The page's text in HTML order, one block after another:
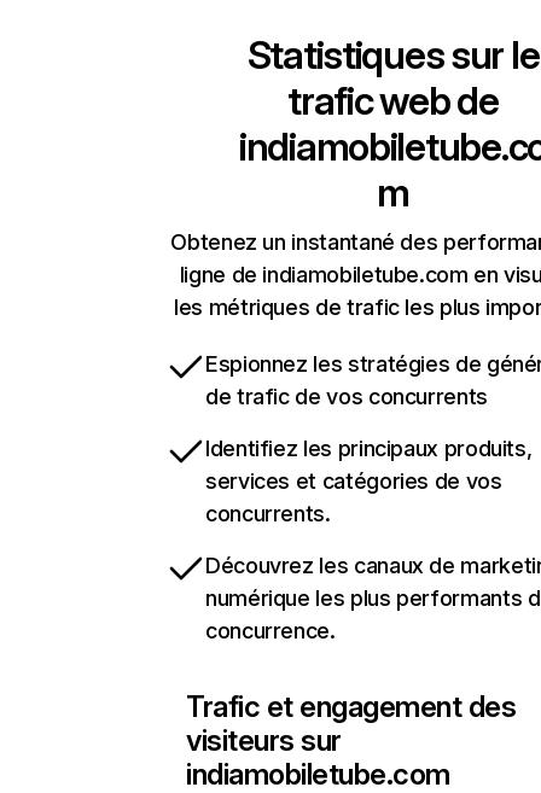
Statistiques sur le
trafic web de
m
Obtenez un instantané des
ligne de indiamobiletube.com en
les métriques de trafic les plus
Espionnez les stratégies de
de trafic de vos concurrents
Identifiez les principaux produits,
services et catégories de vos
concurrents.
Découvrez les canaux de
numérique les plus performants
concurrence.
Trafic et engagement des
visiteurs sur
indiamobiletube.com